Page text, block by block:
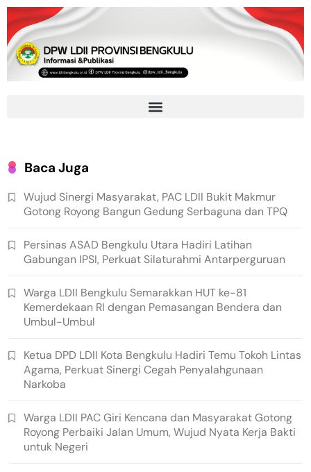
Baca Juga
Wujud Sinergi Masyarakat, PAC LDII Bukit Makmur
Gotong Royong Bangun Gedung Serbaguna dan TPQ
Persinas ASAD Bengkulu Utara Hadiri Latihan
Gabungan IPSI, Perkuat Silaturahmi Antarperguruan
Warga LDII Bengkulu Semarakkan HUT ke-81
Kemerdekaan RI dengan Pemasangan Bendera dan
Umbul-Umbul
Ketua DPD LDII Kota Bengkulu Hadiri Temu Tokoh Lintas
Agama, Perkuat Sinergi Cegah Penyalahgunaan
Narkoba
Warga LDII PAC Giri Kencana dan Masyarakat Gotong
Royong Perbaiki Jalan Umum, Wujud Nyata Kerja Bakti
untuk Negeri